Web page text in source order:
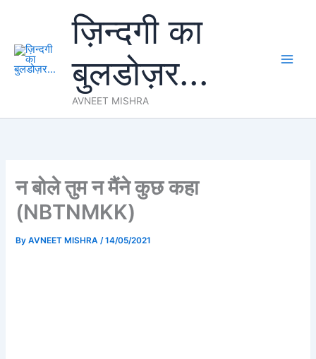
content
ज़िन्दगी का
बुलडोज़र...
AVNEET MISHRA
न बोले तुम न मैंने कुछ कहा
(NBTNMKK)
ByAVNEET MISHRA/14/05/2021